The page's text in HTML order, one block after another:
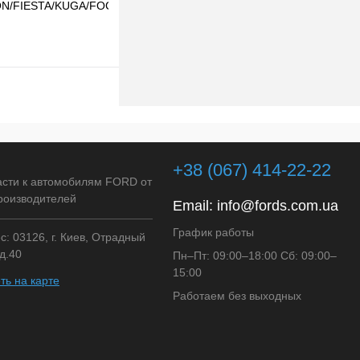
FIESTA/KUGA/FOCUS/MONDEO
Сравнение
к автомобилям FORD от
03126, г. Киев, Отрадный
на карте
+38 (067) 414-22-22
Email: info@fords.com.ua
График работы
Пн–Пт: 09:00–18:00 Сб: 09:00–
15:00
Работаем без выходных